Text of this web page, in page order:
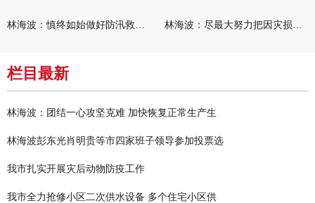
栏目最新
林海波：团结一心攻坚克难 加快恢复正常生产生
林海波彭东光肖明贵等市四家班子领导参加投票选
我市扎实开展灾后动物防疫工作
我市全力抢修小区二次供水设备 多个住宅小区供